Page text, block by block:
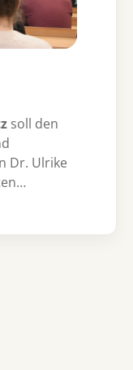
soll den
Dr. Ulrike